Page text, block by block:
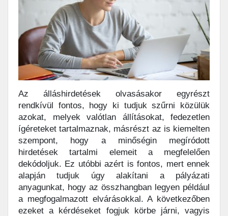
Az álláshirdetések olvasásakor egyrészt
rendkívül fontos, hogy ki tudjuk szűrni közülük
azokat, melyek valótlan állításokat, fedezetlen
ígéreteket tartalmaznak, másrészt az is kiemelten
szempont, hogy a minőségin megíródott
hirdetések tartalmi elemeit a megfelelően
dekódoljuk. Ez utóbbi azért is fontos, mert ennek
alapján tudjuk úgy alakítani a pályázati
anyagunkat, hogy az összhangban legyen például
a megfogalmazott elvárásokkal. A következőben
ezeket a kérdéseket fogjuk körbe járni, vagyis